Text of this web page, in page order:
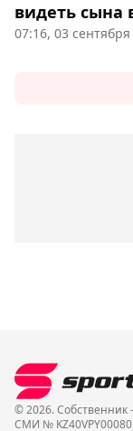
видеть сына
07:16, 03 сентября
© 2026.
СМИ №